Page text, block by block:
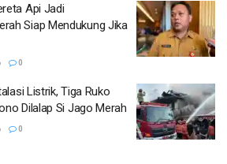
Api Jadi
Siap Mendukung Jika
0
Listrik, Tiga Ruko
Dilalap Si Jago Merah
0